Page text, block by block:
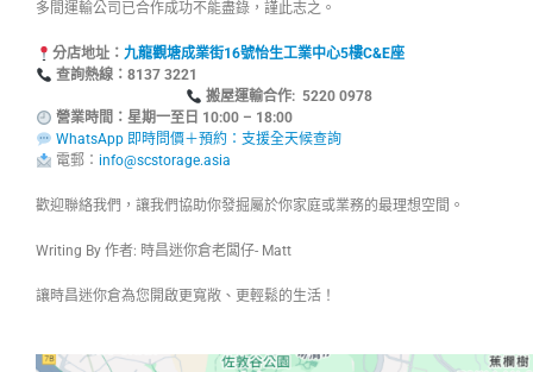
多間運輸公司已合作成功不能盡錄，謹此志之。
分店地址： 九龍觀塘成業街16號怡生工業中心5樓C&E座
查詢熱線：
搬屋運輸合作: 5220 0978
營業時間：星期一至日 10:00 – 18:00
WhatsApp 即時問價＋預約：支援全天候查詢
電郵： info@scstorage.asia
歡迎聯絡我們，讓我們協助你發掘屬於你家庭或業務的最理想空間。
Writing By 作者: 時昌迷你倉老闆仔- Matt
讓時昌迷你倉為您開啟更寬敞、更輕鬆的生活！